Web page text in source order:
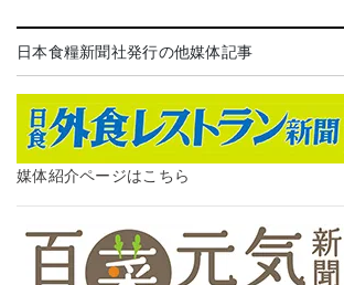
日本食糧新聞社発行の他媒体記事
媒体紹介ページはこちら